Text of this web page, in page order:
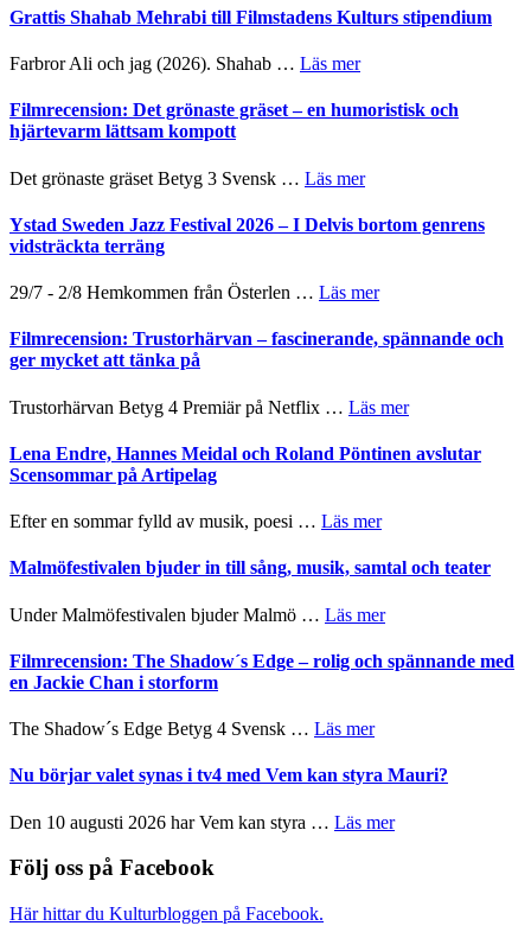
I
to
–
Fox
Mulder
Dana
Scully
Out
19
titlar
filmprogram
Grattis Shahab Mehrabi till Filmstadens Kulturs stipendium
Farbror Ali och jag (2026). Shahab … Läs merom
Shahab
Kulturs
Filmrecension: Det grönaste gräset – en humoristisk och
hjärtevarm lättsam kompott
Det grönaste gräset Betyg 3 Svensk … Läs merom
Det
grönaste
en
och
kompott
Ystad Sweden Jazz Festival 2026 – I Delvis bortom genrens
vidsträckta terräng
29/7 - 2/8 Hemkommen från Österlen … Läs merom
Sweden
Jazz
–
Delvis
vidsträckta
Filmrecension: Trustorhärvan – fascinerande, spännande och
ger mycket att tänka på
Trustorhärvan Betyg 4 Premiär på Netflix … Läs merom
Trustorhärvan
mycket
Lena Endre, Hannes Meidal och Roland Pöntinen avslutar
Scensommar på Artipelag
Efter en sommar fylld av musik, poesi … Läs merom
Endre,
och
Pöntinen
Malmöfestivalen bjuder in till sång, musik, samtal och teater
Under Malmöfestivalen bjuder Malmö … Läs merom
bjuder
in
och
Filmrecension: The Shadow´s Edge – rolig och spännande med
en Jackie Chan i storform
The Shadow´s Edge Betyg 4 Svensk … Läs merom
The
Edge
Nu börjar valet synas i tv4 med Vem kan styra Mauri?
Den 10 augusti 2026 har Vem kan styra … Läs merom
Följ oss på Facebook
Här hittar du Kulturbloggen på Facebook.